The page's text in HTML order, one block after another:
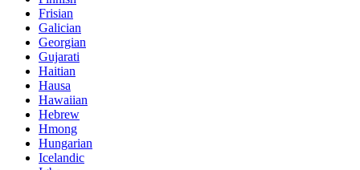
Frisian
Galician
Georgian
Gujarati
Haitian
Hausa
Hawaiian
Hebrew
Hmong
Hungarian
Icelandic